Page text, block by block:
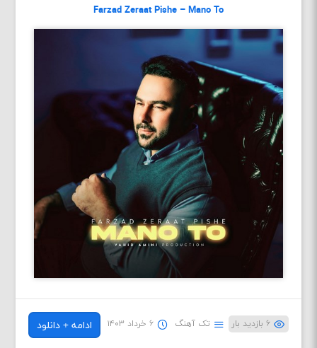
Farzad Zeraat Pishe – Mano To
۶ بازدید بار تک آهنگ ۶ خرداد ۱۴۰۳ ادامه + دانلود